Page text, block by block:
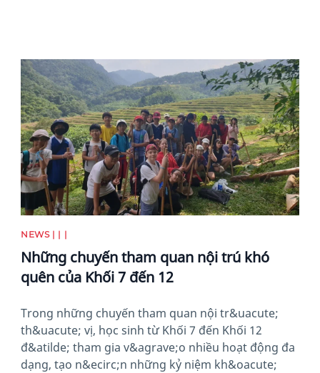
News image
NEWS | | |
Những chuyến tham quan nội trú khó
quên của Khối 7 đến 12
Trong những chuyến tham quan nội tr&uacute;
th&uacute; vị, học sinh từ Khối 7 đến Khối 12
đ&atilde; tham gia v&agrave;o nhiều hoạt động đa
dạng, tạo n&ecirc;n những kỷ niệm kh&oacute;